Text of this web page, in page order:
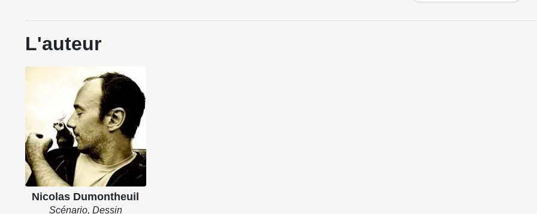
L'auteur
Nicolas Dumontheuil
Scénario, Dessin